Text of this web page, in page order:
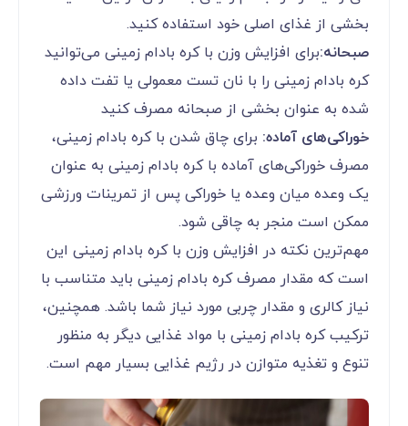
بخشی از غذای اصلی خود استفاده کنید.
صبحانه:برای افزایش وزن با کره بادام زمینی می‌توانید
کره بادام زمینی را با نان تست معمولی یا تفت داده
شده به عنوان بخشی از صبحانه مصرف کنید
خوراکی‌های آماده: برای چاق شدن با کره بادام زمینی،
مصرف خوراکی‌های آماده با کره بادام زمینی به عنوان
یک وعده میان وعده یا خوراکی پس از تمرینات ورزشی
ممکن است منجر به چاقی شود.
مهم‌ترین نکته در افزایش وزن با کره بادام زمینی این
است که مقدار مصرف کره بادام زمینی باید متناسب با
نیاز کالری و مقدار چربی مورد نیاز شما باشد. همچنین،
ترکیب کره بادام زمینی با مواد غذایی دیگر به منظور
تنوع و تغذیه متوازن در رژیم غذایی بسیار مهم است.